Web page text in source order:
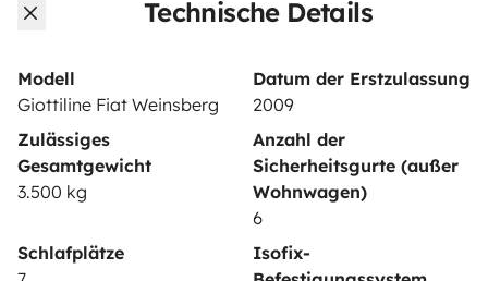
Technische Details
Modell
Giottiline Fiat Weinsberg
Datum der Erstzulassung
2009
Zulässiges
Gesamtgewicht
3.500 kg
Anzahl der
Sicherheitsgurte (außer
Wohnwagen)
6
Schlafplätze
Isofix-
VERMIETER
Mietvertrag
Mietversicherung
Mietpannenhilfe